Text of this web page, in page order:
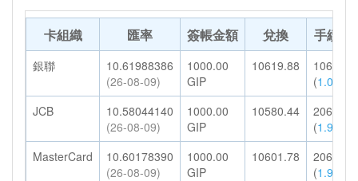
卡組織 匯率 簽帳金額 兌換 手續費
銀聯
10.61988386
(26-08-09)
1000.00
GIP
10619.88
106.20
(1.00%
JCB
10.58044140
(26-08-09)
1000.00
GIP
10580.44
206.32
(1.95%
MasterCard
10.60178390
(26-08-09)
1000.00
GIP
10601.78
206.73
(1.95%